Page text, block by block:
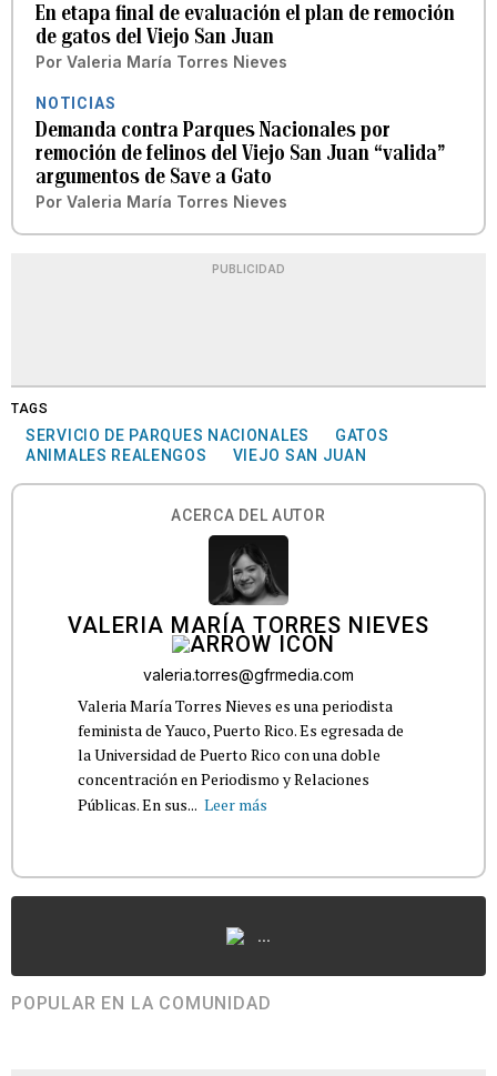
En etapa final de evaluación el plan de remoción
de gatos del Viejo San Juan
Por Valeria María Torres Nieves
NOTICIAS
Demanda contra Parques Nacionales por
remoción de felinos del Viejo San Juan “valida”
argumentos de Save a Gato
Por Valeria María Torres Nieves
PUBLICIDAD
TAGS
SERVICIO DE PARQUES NACIONALES
GATOS
ANIMALES REALENGOS
VIEJO SAN JUAN
ACERCA DEL AUTOR
VALERIA MARÍA TORRES NIEVES
valeria.torres@gfrmedia.com
Valeria María Torres Nieves es una periodista
feminista de Yauco, Puerto Rico. Es egresada de
la Universidad de Puerto Rico con una doble
concentración en Periodismo y Relaciones
Públicas. En sus... Leer más
...
POPULAR EN LA COMUNIDAD